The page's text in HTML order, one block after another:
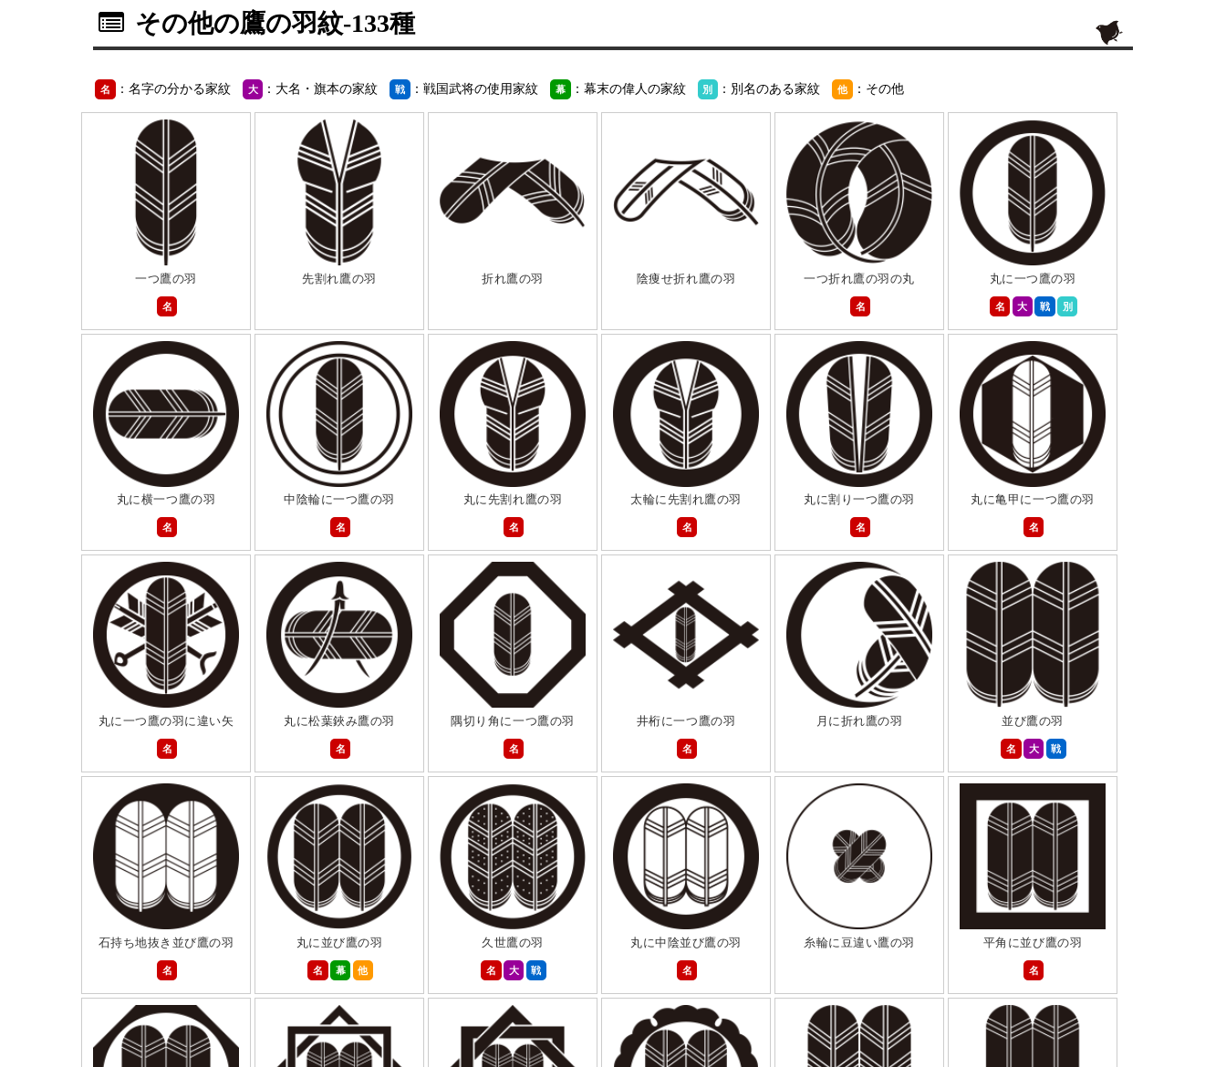
その他の鷹の羽紋-133種
名 ：名字の分かる家紋 大 ：大名・旗本の家紋 戦 ：戦国武将の使用家紋 幕 ：幕末の偉人の家紋 別 ：別名のある家紋 他 ：その他
一つ鷹の羽
名
先割れ鷹の羽 折れ鷹の羽 陰痩せ折れ鷹の羽
一つ折れ鷹の羽の丸
名
丸に一つ鷹の羽
名
大 戦 別
丸に横一つ鷹の羽
名
中陰輪に一つ鷹の羽
名
丸に先割れ鷹の羽
名
太輪に先割れ鷹の羽
名
丸に割り一つ鷹の羽
名
丸に亀甲に一つ鷹の羽
名
丸に一つ鷹の羽に違い矢
名
丸に松葉鋏み鷹の羽
名
隅切り角に一つ鷹の羽
名
井桁に一つ鷹の羽
名
月に折れ鷹の羽
並び鷹の羽
名
大 戦
石持ち地抜き並び鷹の羽
名
丸に並び鷹の羽
名
幕 他
久世鷹の羽
名
大 戦
丸に中陰並び鷹の羽
名
糸輪に豆違い鷹の羽
平角に並び鷹の羽
名